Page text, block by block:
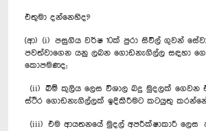
එතුමා දන්නෙහිද?
(ආ) (i) පසුගිය වර්ෂ 10ක් පුරා සිවිල් ‍ගුවන්
පවත්වාගෙන යනු ලබන ගොඩනැගිල්ල සඳහා
කොපමණද;
(ii) බිම් කුලිය ලෙස විශාල බදු මුදලක් ගෙවන
ස්ථිර ගොඩනැගිල්ලක් ඉදිකිරීමට කටයුතු
(iii) එම ආයතනයේ මුදල් අපරීක්ෂාකාරී ලෙස